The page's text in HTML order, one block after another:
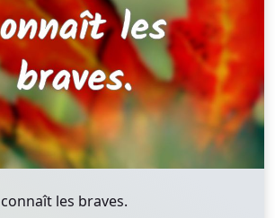
les braves.